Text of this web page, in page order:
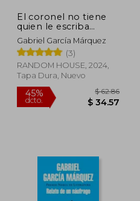
40%
dcto.
El coronel no tiene
quien le escriba
(ilustrado)
Gabriel García Márquez
(3)
RANDOM HOUSE, 2024,
Tapa Dura, Nuevo